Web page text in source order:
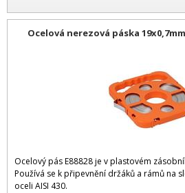
Ocelová nerezová páska
Ocelový pás E88828 je v plastovém
Používá se k připevnění držáků a rámů na
oceli AISI 430.